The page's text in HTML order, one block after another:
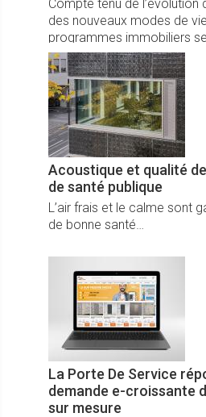
Compte tenu de
des nouveaux modes de
programmes immobiliers
devenir plus inclusif et plus
Acoustique et qualité de
de santé publique
L’air frais et le calme sont
de bonne santé…
La Porte De Service
demande e-croissante
sur mesure